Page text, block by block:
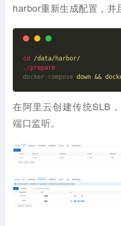
harbor重新生成配置，并
cd
/data/harbor/
./prepare
docker-compose down &&
在阿里云创建传统SLB
端口监听。